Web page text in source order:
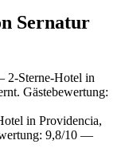
Sernatur
2-Sterne-Hotel in
Gästebewertung:
in Providencia,
9,8/10 —